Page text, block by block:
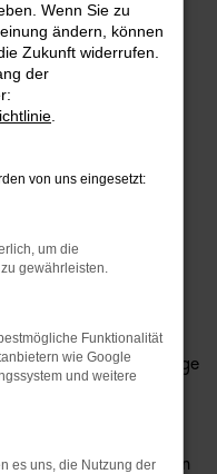
–
VON
und das hat einen
unterwegs
Autokaufs eine Menge
Abstriche
weil ein jeder
Monaten zum ersten
Wenn Sie zu
ändern, können
Zukunft widerrufen.
der
von uns eingesetzt:
um die
gewährleisten.
Funktionalität
wie Google
und weitere
es uns, die Nutzung der